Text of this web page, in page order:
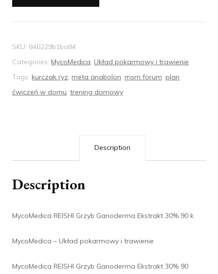
SKU: 846229b1ba84
Categories: MycoMedica, Układ pokarmowy i trawienie
Tags: kurczak ryz, meta anabolon, msm forum, plan
ćwiczeń w domu, trening domowy
Description
Description
MycoMedica REISHI Grzyb Ganoderma Ekstrakt 30% 90 k
MycoMedica – Układ pokarmowy i trawienie
MycoMedica REISHI Grzyb Ganoderma Ekstrakt 30% 90